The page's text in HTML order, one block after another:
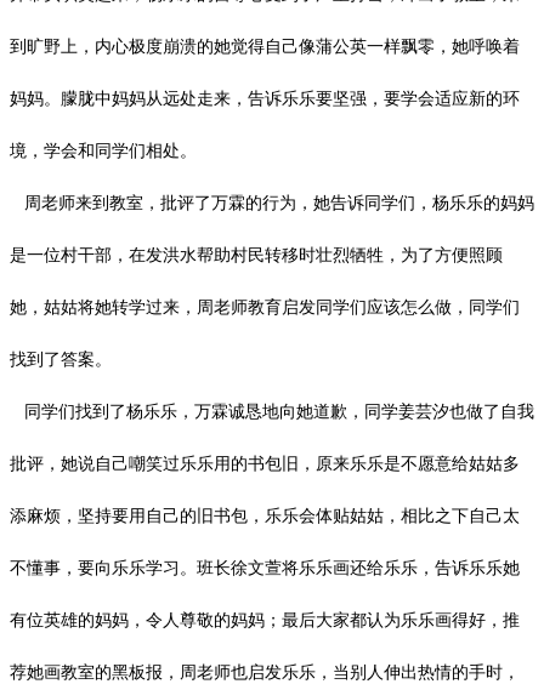
到旷野上，内心极度崩溃的她觉得自己像蒲公英一样飘零，她呼唤着
妈妈。朦胧中妈妈从远处走来，告诉乐乐要坚强，要学会适应新的环
境，学会和同学们相处。
周老师来到教室，批评了万霖的行为，她告诉同学们，杨乐乐的妈妈
是一位村干部，在发洪水帮助村民转移时壮烈牺牲，为了方便照顾
她，姑姑将她转学过来，周老师教育启发同学们应该怎么做，同学们
找到了答案。
同学们找到了杨乐乐，万霖诚恳地向她道歉，同学姜芸汐也做了自我
批评，她说自己嘲笑过乐乐用的书包旧，原来乐乐是不愿意给姑姑多
添麻烦，坚持要用自己的旧书包，乐乐会体贴姑姑，相比之下自己太
不懂事，要向乐乐学习。班长徐文萱将乐乐画还给乐乐，告诉乐乐她
有位英雄的妈妈，令人尊敬的妈妈；最后大家都认为乐乐画得好，推
荐她画教室的黑板报，周老师也启发乐乐，当别人伸出热情的手时，